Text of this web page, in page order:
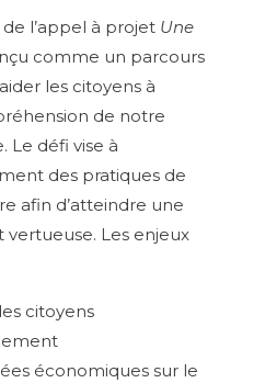
l’appel à projet Une
comme un parcours
les citoyens à
de notre
Le défi vise à
des pratiques de
afin d’atteindre une
Les enjeux
citoyens
économiques sur le